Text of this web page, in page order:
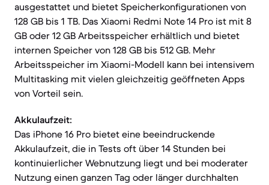
ausgestattet und bietet Speicherkonfigurationen von
128 GB bis 1 TB. Das Xiaomi Redmi Note 14 Pro ist mit 8
GB oder 12 GB Arbeitsspeicher erhältlich und bietet
internen Speicher von 128 GB bis 512 GB. Mehr
Arbeitsspeicher im Xiaomi-Modell kann bei intensivem
Multitasking mit vielen gleichzeitig geöffneten Apps
von Vorteil sein.
Akkulaufzeit:
Das iPhone 16 Pro bietet eine beeindruckende
Akkulaufzeit, die in Tests oft über 14 Stunden bei
kontinuierlicher Webnutzung liegt und bei moderater
Nutzung einen ganzen Tag oder länger durchhalten